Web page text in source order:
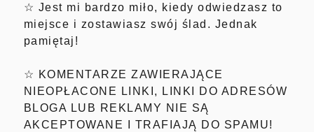
☆ Jest mi bardzo miło, kiedy odwiedzasz to
miejsce i zostawiasz swój ślad. Jednak
pamiętaj!
☆ KOMENTARZE ZAWIERAJĄCE
NIEOPŁACONE LINKI, LINKI DO ADRESÓW
BLOGA LUB REKLAMY NIE SĄ
AKCEPTOWANE I TRAFIAJĄ DO SPAMU!